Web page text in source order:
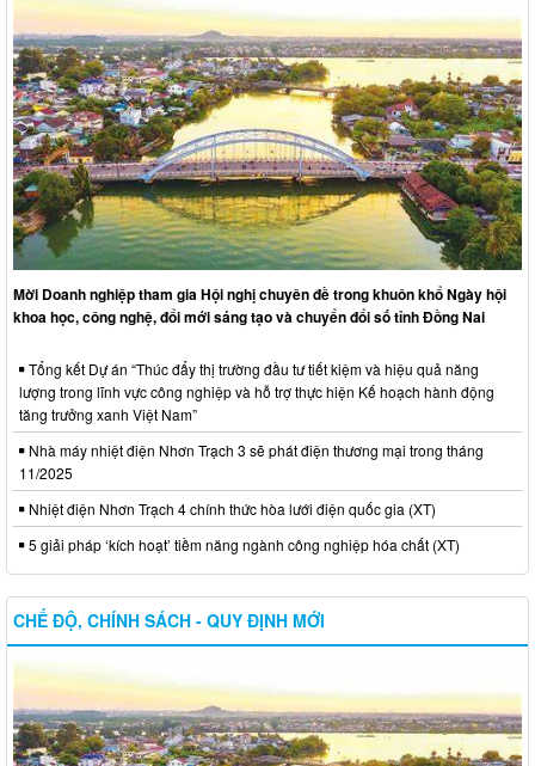
Mời Doanh nghiệp tham gia Hội nghị chuyên đề trong khuôn khổ Ngày hội
khoa học, công nghệ, đổi mới sáng tạo và chuyển đổi số tỉnh Đồng Nai
Tổng kết Dự án “Thúc đẩy thị trường đầu tư tiết kiệm và hiệu quả năng
lượng trong lĩnh vực công nghiệp và hỗ trợ thực hiện Kế hoạch hành động
tăng trưởng xanh Việt Nam”
Nhà máy nhiệt điện Nhơn Trạch 3 sẽ phát điện thương mại trong tháng
11/2025
Nhiệt điện Nhơn Trạch 4 chính thức hòa lưới điện quốc gia (XT)
5 giải pháp ‘kích hoạt’ tiềm năng ngành công nghiệp hóa chất (XT)
CHẾ ĐỘ, CHÍNH SÁCH - QUY ĐỊNH MỚI